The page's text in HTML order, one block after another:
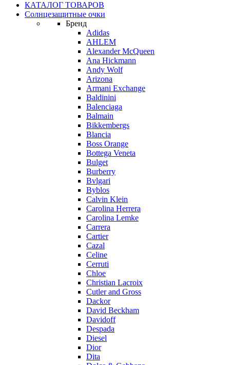
КАТАЛОГ ТОВАРОВ
Солнцезащитные очки
Бренд
Adidas
AHLEM
Alexander McQueen
Ana Hickmann
Andy Wolf
Arizona
Armani Exchange
Baldinini
Balenciaga
Balmain
Bikkembergs
Blancia
Boss Orange
Bottega Veneta
Bulget
Burberry
Bvlgari
Byblos
Calvin Klein
Carolina Herrera
Carolina Lemke
Carrera
Cartier
Cazal
Celine
Cerruti
Chloe
Christian Lacroix
Cutler and Gross
Dackor
David Beckham
Davidoff
Despada
Diesel
Dior
Dita